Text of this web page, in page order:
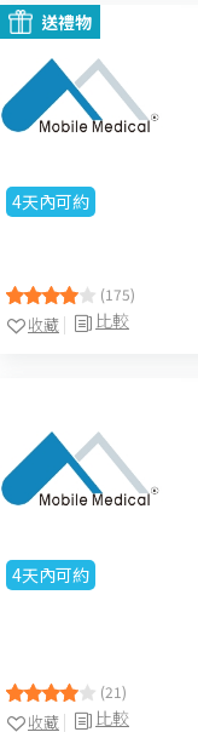
送禮物
4天內可約
(175)
比較
收藏
4天內可約
(21)
比較
收藏